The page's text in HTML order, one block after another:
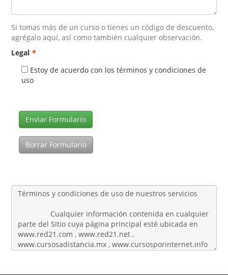
Si tomas más de un curso o tienes un código de descuento,
agrégalo aquí, así como también cualquier observación.
Legal *
Estoy de acuerdo con los términos y condiciones de
uso